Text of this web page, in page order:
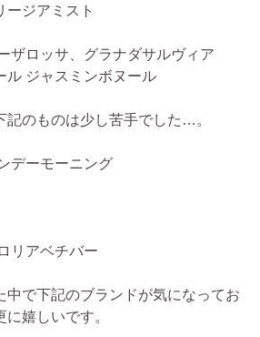
ージアミスト
ザロッサ、グラナダサルヴィア
ル ジャスミンボヌール
記のものは少し苦手でした…。
デーモーニング
リアベチバー
中で下記のブランドが気になってお
嬉しいです。